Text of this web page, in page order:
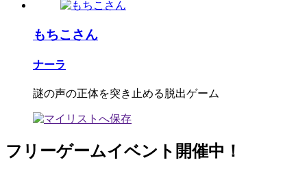
もちこさん
ナーラ
謎の声の正体を突き止める脱出ゲーム
フリーゲームイベント開催中！